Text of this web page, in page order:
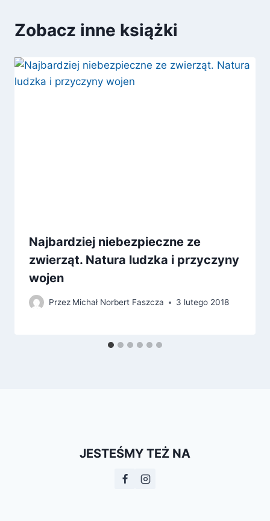
Zobacz inne książki
Najbardziej niebezpieczne ze
zwierząt. Natura ludzka i przyczyny
wojen
Przez Michał Norbert Faszcza 3 lutego 2018
JESTEŚMY TEŻ NA